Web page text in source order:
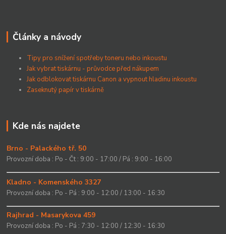
Články a návody
Tipy pro snížení spotřeby toneru nebo inkoustu
Jak vybrat tiskárnu - průvodce před nákupem
Jak odblokovat tiskárnu Canon a vypnout hladinu inkoustu
Zaseknutý papír v tiskárně
Kde nás najdete
Brno - Palackého tř. 50
Provozní doba : Po - Čt : 9:00 - 17:00 / Pá : 9:00 - 16:00
Kladno - Komenského 3327
Provozní doba : Po - Pá : 9:00 - 12:00 / 13:00 - 16:30
Rajhrad - Masarykova 459
Provozní doba : Po - Pá : 7:30 - 12:00 / 12:30 - 16:30